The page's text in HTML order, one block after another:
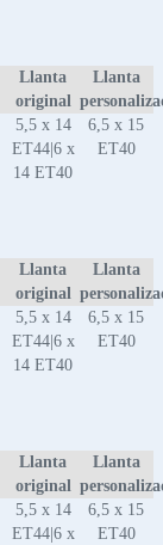
Llanta
original
Llanta
5,5 x 14
ET44|6 x
14 ET40
6,5 x 15
ET40
Llanta
original
Llanta
5,5 x 14
ET44|6 x
14 ET40
6,5 x 15
ET40
Llanta
original
Llanta
5,5 x 14
ET44|6 x
6,5 x 15
ET40